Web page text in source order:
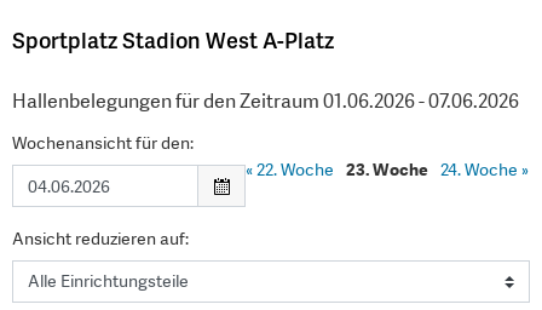
Sportplatz Stadion West A-Platz
Hallenbelegungen für den Zeitraum 01.06.2026 - 07.06.2026
Wochenansicht für den:
«22. Woche 23. Woche 24. Woche »
Ansicht reduzieren auf: